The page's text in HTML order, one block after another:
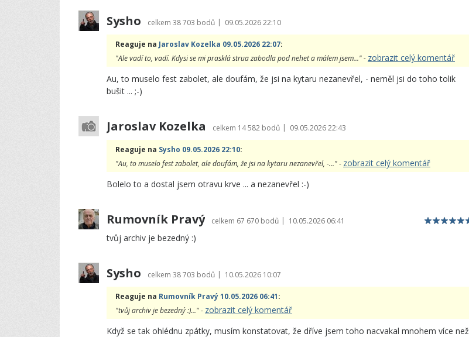
Sysho celkem 38 703 bodů | 09.05.2026 22:10
Reaguje na Jaroslav Kozelka 09.05.2026 22:07:
"Ale vadí to, vadí. Kdysi se mi prasklá strua zabodla pod nehet a málem jsem..." - zobrazit celý komentář
Au, to muselo fest zabolet, ale doufám, že jsi na kytaru nezanevřel, - neměl jsi do toho tolik
bušit ... ;-)
Jaroslav Kozelka celkem 14 582 bodů | 09.05.2026 22:43
Reaguje na Sysho 09.05.2026 22:10:
"Au, to muselo fest zabolet, ale doufám, že jsi na kytaru nezanevřel, -..." - zobrazit celý komentář
Bolelo to a dostal jsem otravu krve ... a nezanevřel :-)
Rumovník Pravý celkem 67 670 bodů | 10.05.2026 06:41
tvůj archiv je bezedný :)
Sysho celkem 38 703 bodů | 10.05.2026 10:07
Reaguje na Rumovník Pravý 10.05.2026 06:41:
"tvůj archiv je bezedný :)..." - zobrazit celý komentář
Když se tak ohlédnu zpátky, musím konstatovat, že dříve jsem toho nacvakal mnohem více než